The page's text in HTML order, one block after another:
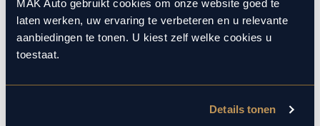
MAK Auto gebruikt cookies om onze website goed te
laten werken, uw ervaring te verbeteren en u relevante
aanbiedingen te tonen. U kiest zelf welke cookies u
toestaat.
Details tonen
verzorgen het onderhoud op hetzelfde niveau als een
merkdealer, met behoud van de fabrieksgarantie. Kom
gerust langs in onze werkplaats voor een APK of een